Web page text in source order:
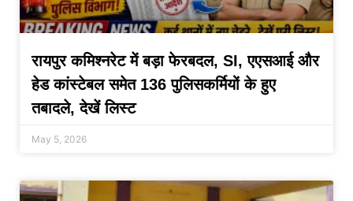
रायपुर कमिश्नरेट में बड़ा फेरबदल, SI, एएसआई और
हेड कांस्टेबल समेत 136 पुलिसकर्मियों के हुए
तबादले, देखें लिस्ट
May 5, 2026